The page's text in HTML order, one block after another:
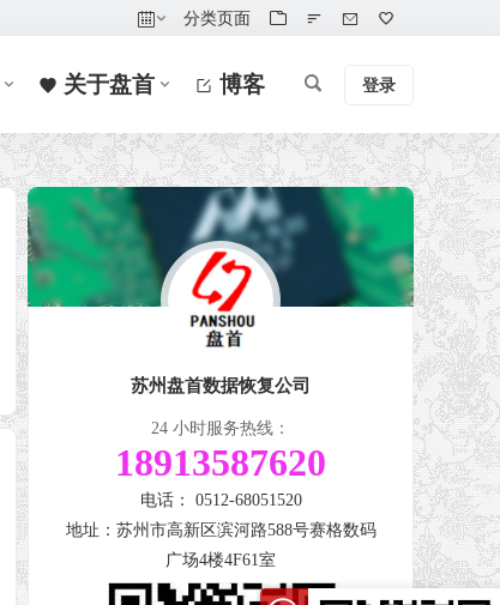
分类页面
关于盘首 博客 登录
苏州盘首数据恢复公司
24 小时服务热线：
18913587620
电话： 0512-68051520
地址：苏州市高新区滨河路588号赛格数码
广场4楼4F61室